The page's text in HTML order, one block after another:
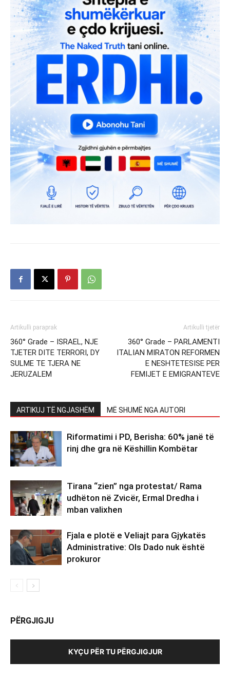
Artikulli paraprak
360° Grade – ISRAEL, NJE
TJETER DITE TERRORI, DY
SULME TE TJERA NE
JERUZALEM
Artikulli tjetër
360° Grade – PARLAMENTI
ITALIAN MIRATON REFORMEN
E NESHTETESISE PER
FEMIJET E EMIGRANTEVE
ARTIKUJ TË NGJASHËM MË SHUMË NGA AUTORI
Riformatimi i PD, Berisha: 60% janë të
rinj dhe gra në Këshillin Kombëtar
Tirana “zien” nga protestat/ Rama
udhëton në Zvicër, Ermal Dredha i
mban valixhen
Fjala e plotë e Veliajt para Gjykatës
Administrative: Ols Dado nuk është
prokuror
PËRGJIGJU
KYÇU PËR TU PËRGJIGJUR